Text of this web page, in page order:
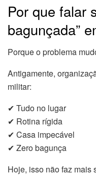
Por que falar
bagunçada”
Porque o problema
Antigamente,
militar:
✔ Tudo no lugar
✔ Rotina rígida
✔ Casa impecável
✔ Zero bagunça
Hoje, isso não faz mais